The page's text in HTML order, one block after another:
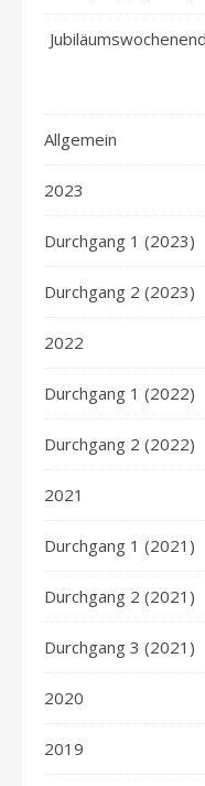
Allgemein
2023
Durchgang 1 (2023)
Durchgang 2 (2023)
2022
Durchgang 1 (2022)
Durchgang 2 (2022)
2021
Durchgang 1 (2021)
Durchgang 2 (2021)
Durchgang 3 (2021)
2020
2019